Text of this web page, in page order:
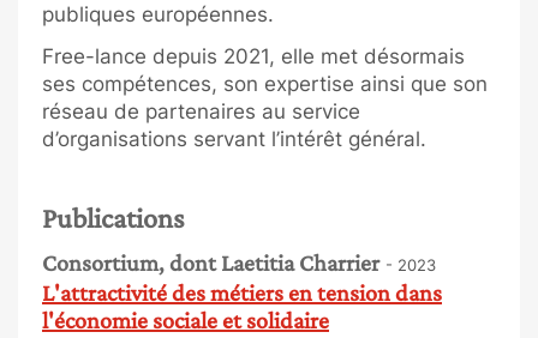
publiques européennes.
Free-lance depuis 2021, elle met désormais
ses compétences, son expertise ainsi que son
réseau de partenaires au service
d’organisations servant l’intérêt général.
Publications
Consortium, dont Laetitia Charrier - 2023
L'attractivité des métiers en tension dans
l'économie sociale et solidaire